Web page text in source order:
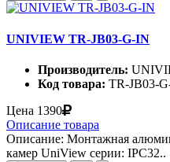
UNIVIEW TR-JB03-G-IN
Производитель:
Код товара: TR-JB03-
Цена 1390
Описание товара
Описание: Монтажная
камер UniView серии: IPC32..